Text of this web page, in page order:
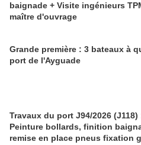
baignade + Visite ingénieurs
maître d'ouvrage
Grande première : 3 bateaux à
port de l'Ayguade
Travaux du port J94/2026 (J118)
Peinture bollards, finition
remise en place pneus fixation